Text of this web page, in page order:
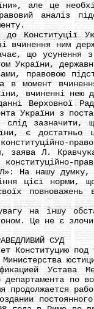
але це
аналіз
вчинення ним
що усунення
України,
правовою
в момент
вчиненні нею
Верховної
України з
зазначити, що
є достатньо
Л. Кравчука
конституційно-
нашу думку,
цієї норми,
на іншу
Це не є
СУД
под
Устава
департамента по
продолжается
постоянного